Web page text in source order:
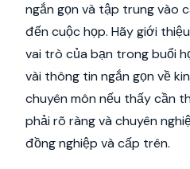
ngắn gọn và tập trung vào
đến cuộc họp. Hãy giới
vai trò của bạn trong buổi
vài thông tin ngắn gọn về
chuyên môn nếu thấy cần
phải rõ ràng và chuyên
đồng nghiệp và cấp trên.